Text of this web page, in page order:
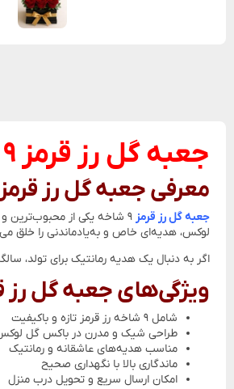
جعبه گل رز قرمز ۹ شاخه | هدیه‌ای عاشقانه و ماندگار
معرفی جعبه گل رز قرمز ۹
جعبه گل رز قرمز
لوکس، هدیه‌ای خاص و به‌یادماندنی را خلق
اگر به دنبال یک هدیه رمانتیک برای تولد،
ویژگی‌های جعبه گل رز قرمز
شامل ۹ شاخه رز قرمز تازه و باکیفیت
طراحی شیک و مدرن در باکس گل
مناسب هدیه‌های عاشقانه و رمانتیک
ماندگاری بالا با نگهداری صحیح
امکان ارسال سریع و تحویل درب منزل